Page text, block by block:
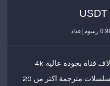
✅ يضم أضخم مكتبة افلام و مسلسلات مترجمة اكثر من 20